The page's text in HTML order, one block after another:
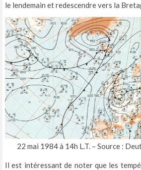
le lendemain et redescendre vers la
22 mai 1984 à 14h L.T. – Source :
Il est intéressant de noter que les